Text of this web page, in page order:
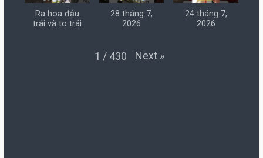
Ra hoa đậu
trái và to trái
28 tháng 7,
2026
24 tháng 7,
2026
1 / 430 Next »